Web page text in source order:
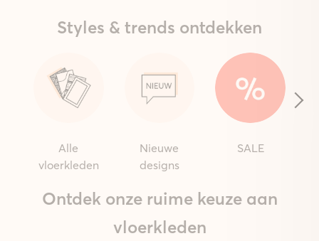
Styles & trends ontdekken
Alle
vloerkleden
Nieuwe
designs
SALE
Ontdek onze ruime keuze aan
vloerkleden